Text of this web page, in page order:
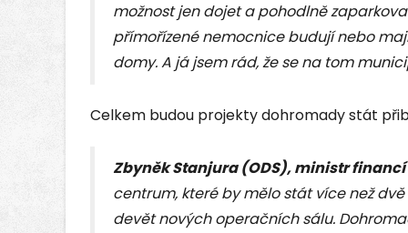
možnost jen dojet a pohodlně
přímořízené nemocnice budují nebo
domy. A já jsem rád, že se na tom
Celkem budou projekty dohromady stát
Zbyněk Stanjura (ODS), ministr financí
centrum, které by mělo stát více než
devět nových operačních sálu.